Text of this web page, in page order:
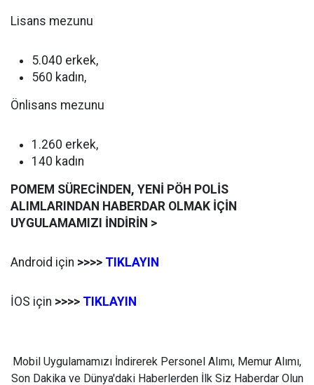
Lisans mezunu
5.040 erkek,
560 kadın,
Önlisans mezunu
1.260 erkek,
140 kadın
POMEM SÜRECİNDEN, YENİ PÖH POLİS
ALIMLARINDAN HABERDAR OLMAK İÇİN
UYGULAMAMIZI İNDİRİN >
Android için >>>> TIKLAYIN
İOS için >>>> TIKLAYIN
Mobil Uygulamamızı İndirerek Personel Alımı, Memur Alımı,
Son Dakika ve Dünya'daki Haberlerden İlk Siz Haberdar Olun